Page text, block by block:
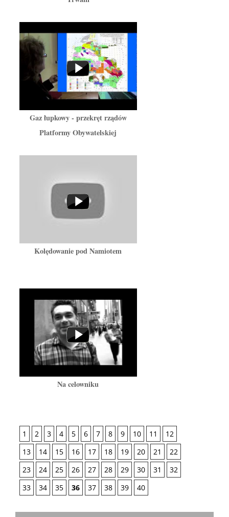
Gaz łupkowy - przekręt rządów
Platformy Obywatelskiej
Kolędowanie pod Namiotem
Na celowniku
1 2 3 4 5 6 7 8 9 10 11
12
13
14 15 16 17 18 19 20 21
22
23
24 25 26 27 28 29 30 31
32
33
34 35 36 37 38 39 40